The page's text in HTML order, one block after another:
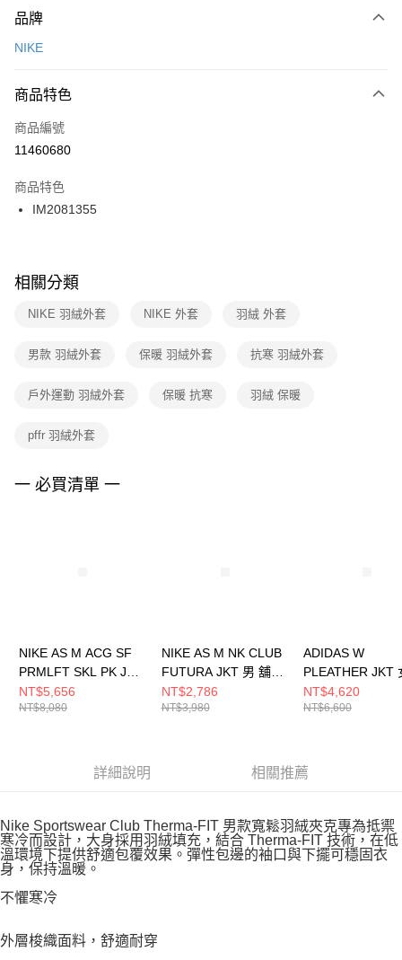
台灣樂天信用卡公司
【關於「AFTEE先享後付」】
便利好安心！
３．安心：先確認商品／服務後，再付款。
【「AFTEE先享後付」結帳流程】
１．於結帳方式選擇「AFTEE先享後付」後，將跳轉至「AFTEE先享後付」
２．訂單成立數日內，您將收到繳費通知簡訊。
３．收到繳費通知簡訊後14天內，點擊此簡訊中的連結，可透過四大超商／
ATM／網路銀行／等多元方式進行付款，方視為交易完成。
※ 交易是否成功請以「AFTEE先享後付 」之結帳頁面顯示為準，若有關於
是否繳費成功／繳費後需取消欲退款等相關疑問，請聯繫「AFTEE先享後付
客戶支援中心」https://netprotections.freshdesk.com/support/home
１．透過由恩沛科技股份有限公司提供之「AFTEE先享後付」服務完成之交
權轉讓予恩沛科技股份有限公司。
３．未成年的使用者請事先徵得法定代理人或監護人之同意方可使用
４．使用「AFTEE先享後付」時，將依據個別帳號之用戶狀況，依本公司即
運送方式
每筆NT$100，滿NT$1,500(含以上)免運費
宅配
每筆NT$100，滿NT$1,500(含以上)免運費
付款後門市自取
每筆NT$100，滿NT$1,500(含以上)免運費
品牌
NIKE
商品特色
商品編號
11460680
商品特色
IM2081355
相關分類
NIKE 羽絨外套 NIKE 外套 羽絨 外套
男款 羽絨外套 保暖 羽絨外套 抗寒 羽絨外套
戶外運動 羽絨外套 保暖 抗寒 羽絨 保暖
pffr 羽絨外套
一 必買清單 一
NIKE AS M ACG SF
PRMLFT SKL PK JKT
男 連帽外套
FV8682010
NT$5,656
NT$8,080
NIKE AS M NK CLUB
FUTURA JKT 男 舖棉
外套 FZ0657010
NT$2,786
NT$3,980
ADIDAS W
PLEATHER JKT
絨外套 KU6858
NT$4,620
NT$6,600
詳細說明 相關推薦
Nike Sportswear Club Therma-FIT 男款寬鬆羽絨夾克專為抵禦
寒冷而設計，大身採用羽絨填充，結合 Therma-FIT 技術，在低
溫環境下提供舒適包覆效果。彈性包邊的袖口與下擺可穩固衣
身，保持溫暖。
不懼寒冷
外層梭織面料，舒適耐穿